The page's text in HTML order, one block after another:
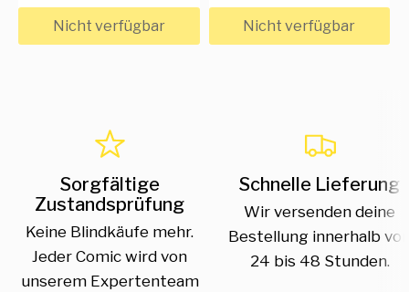
Nicht verfügbar Nicht verfügbar
Sorgfältige
Zustandsprüfung
Keine Blindkäufe mehr.
Jeder Comic wird von
unserem Expertenteam
Schnelle Lieferung
Wir versenden deine
Bestellung innerhalb
24 bis 48 Stunden.